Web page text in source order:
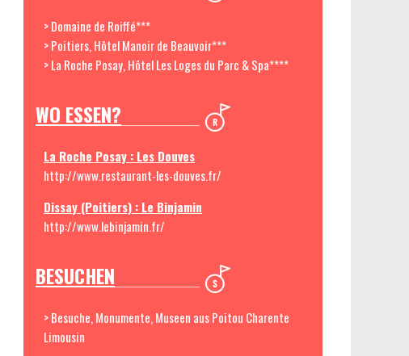
> Domaine de Roiffé***
> Poitiers, Hôtel Manoir de Beauvoir***
> La Roche Posay, Hôtel Les Loges du Parc & Spa****
WO ESSEN?
La Roche Posay : Les Douves
http://www.restaurant-les-douves.fr/
Dissay (Poitiers) : Le Binjamin
http://www.lebinjamin.fr/
BESUCHEN
> Besuche, Monumente, Museen aus Poitou Charente
Limousin